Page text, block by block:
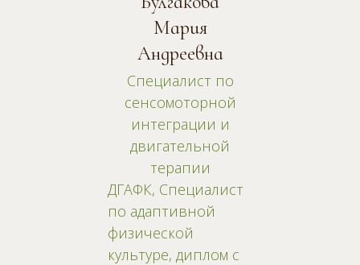
Мария
Андреевна
Специалист по
сенсомоторной
интеграции и
двигательной
терапии
ДГАФК, Специалист
по адаптивной
физической
культуре, диплом с